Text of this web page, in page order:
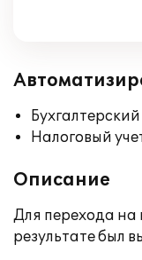
Бухгалтерский
Налоговый
Описание
Для перехода на
результате был